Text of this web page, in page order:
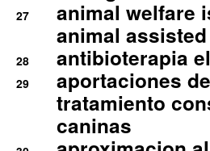
27
animal welfare
animal
28 antibioterapia
29
aportaciones
tratamiento
caninas